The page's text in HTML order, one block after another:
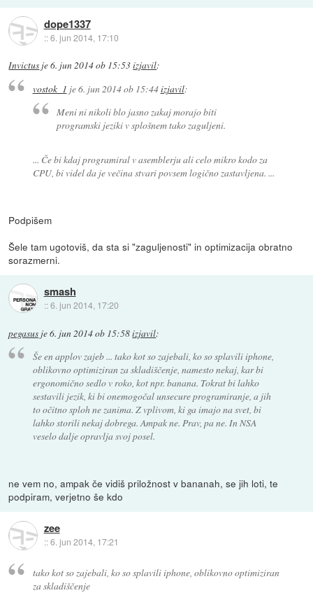
dope1337
::6. jun 2014, 17:10
Invictus je6. jun 2014 ob 15:53izjavil:
vostok_1 je6. jun 2014 ob 15:44izjavil:
Meni ni nikoli blo jasno zakaj morajo biti
programski jeziki v splošnem tako zaguljeni.
... Če bi kdaj programiral v asemblerju ali celo mikro kodo za
CPU, bi videl da je večina stvari povsem logično zastavljena. ...
Podpišem
Šele tam ugotoviš, da sta si "zaguljenosti" in optimizacija obratno
sorazmerni.
smash
::6. jun 2014, 17:20
pegasus je6. jun 2014 ob 15:58izjavil:
Še en applov zajeb ... tako kot so zajebali, ko so splavili iphone,
oblikovno optimiziran za skladiščenje, namesto nekaj, kar bi
ergonomično sedlo v roko, kot npr. banana. Tokrat bi lahko
sestavili jezik, ki bi onemogočal unsecure programiranje, a jih
to očitno sploh ne zanima. Z vplivom, ki ga imajo na svet, bi
lahko storili nekaj dobrega. Ampak ne. Prav, pa ne. In NSA
veselo dalje opravlja svoj posel.
ne vem no, ampak če vidiš priložnost v bananah, se jih loti, te
podpiram, verjetno še kdo
zee
::6. jun 2014, 17:21
tako kot so zajebali, ko so splavili iphone, oblikovno optimiziran
za skladiščenje